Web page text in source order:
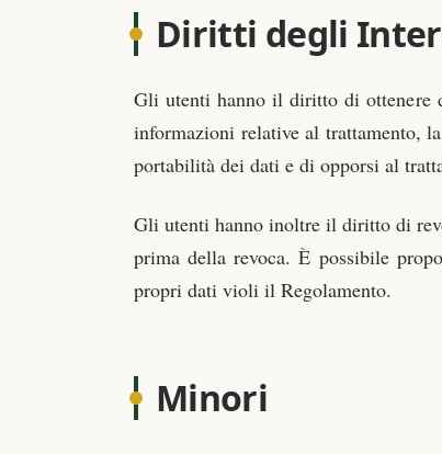
Diritti degli
Gli utenti hanno il diritto di ottenere
informazioni relative al trattamento,
portabilità dei dati e di opporsi al
Gli utenti hanno inoltre il diritto di
prima della revoca. È possibile
propri dati violi il Regolamento.
Minori